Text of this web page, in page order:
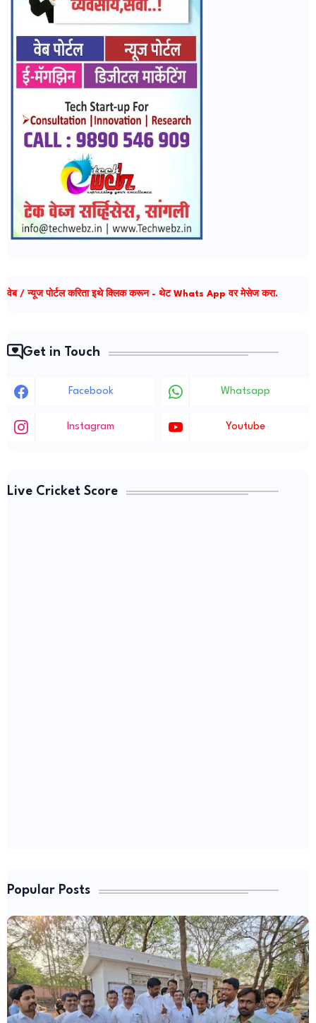
वेब / न्यूज पोर्टल करिता इथे क्लिक करून - थेट Whats App वर मेसेज करा.
Get in Touch
Facebook Whatsapp
Instagram Youtube
Live Cricket Score
Popular Posts